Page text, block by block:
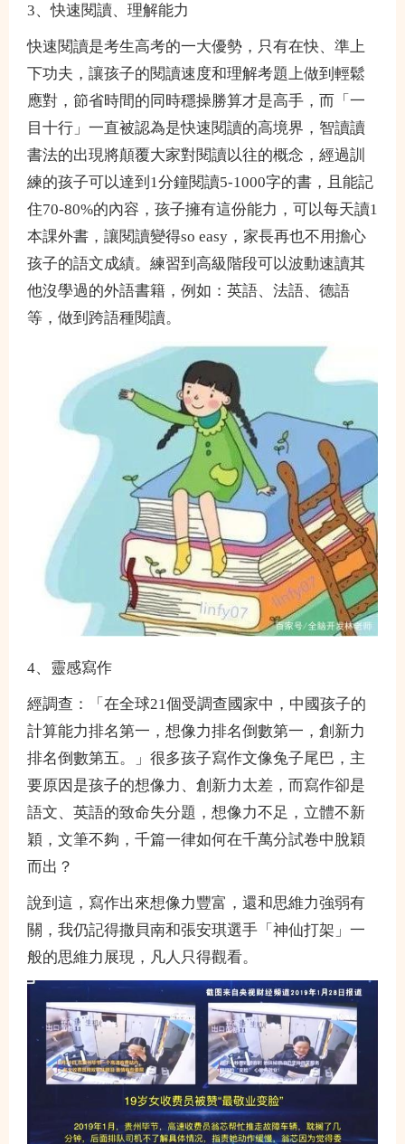
3、快速閱讀、理解能力
快速閱讀是考生高考的一大優勢，只有在快、準上
下功夫，讓孩子的閱讀速度和理解考題上做到輕鬆
應對，節省時間的同時穩操勝算才是高手，而「一
目十行」一直被認為是快速閱讀的高境界，智讀讀
書法的出現將顛覆大家對閱讀以往的概念，經過訓
練的孩子可以達到1分鐘閱讀5-1000字的書，且能記
住70-80%的內容，孩子擁有這份能力，可以每天讀1
本課外書，讓閱讀變得so easy，家長再也不用擔心
孩子的語文成績。練習到高級階段可以波動速讀其
他沒學過的外語書籍，例如：英語、法語、德語
等，做到跨語種閱讀。
4、靈感寫作
經調查：「在全球21個受調查國家中，中國孩子的
計算能力排名第一，想像力排名倒數第一，創新力
排名倒數第五。」很多孩子寫作文像兔子尾巴，主
要原因是孩子的想像力、創新力太差，而寫作卻是
語文、英語的致命失分題，想像力不足，立體不新
穎，文筆不夠，千篇一律如何在千萬分試卷中脫穎
而出？
說到這，寫作出來想像力豐富，還和思維力強弱有
關，我仍記得撒貝南和張安琪選手「神仙打架」一
般的思維力展現，凡人只得觀看。